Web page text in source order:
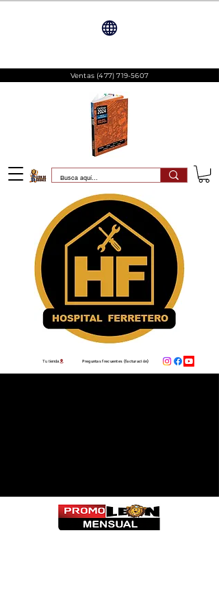
Ventas (477) 719-5607
Tu tienda Preguntas frecuentes (facturación)